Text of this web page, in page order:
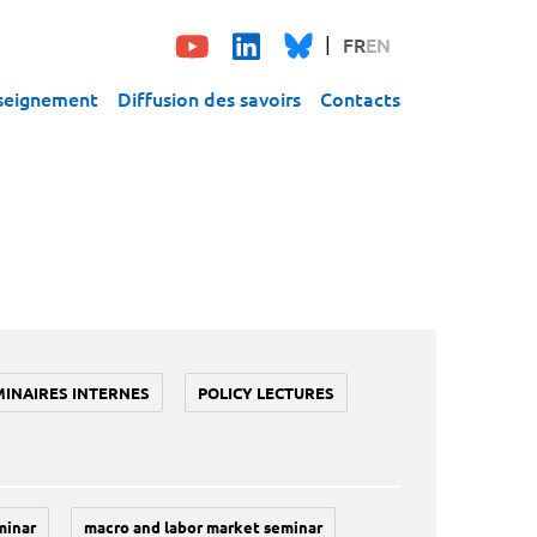
FREN
Diffusion des savoirs Contacts
INTERNES POLICY LECTURES
macro and labor market seminar